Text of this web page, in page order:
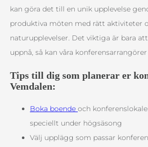
kan göra det till en unik upplevelse
produktiva möten med rätt aktiviteter
naturupplevelser. Det viktiga är bara
uppnå, så kan våra
Tips till dig som planerar er
Vemdalen:
Boka boende och
speciellt under högsäsong
Välj upplägg som passar